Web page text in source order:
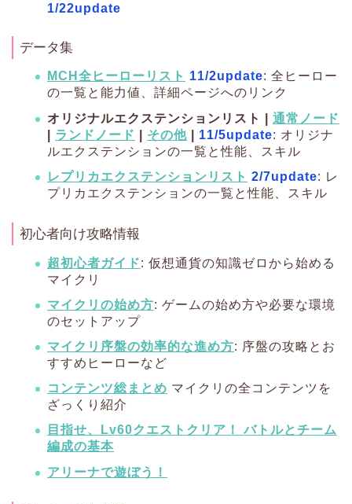
1/22update
データ集
MCH全ヒーローリスト 11/2update: 全ヒーロー
の一覧と能力値、詳細ページへのリンク
オリジナルエクステンションリスト | 通常ノード
ランドノード その他 11/5update: オリジナ
ルエクステンションの一覧と性能、スキル
レプリカエクステンションリスト 2/7update: レ
プリカエクステンションの一覧と性能、スキル
初心者向け攻略情報
超初心者ガイド: 仮想通貨の知識ゼロから始める
マイクリ
マイクリの始め方: ゲームの始め方や必要な環境
のセットアップ
マイクリ序盤の効率的な進め方: 序盤の攻略とお
すすめヒーローなど
コンテンツ総まとめ マイクリの全コンテンツを
ざっくり紹介
目指せ、Lv60クエストクリア！ バトルとチーム
編成の基本
アリーナで遊ぼう！